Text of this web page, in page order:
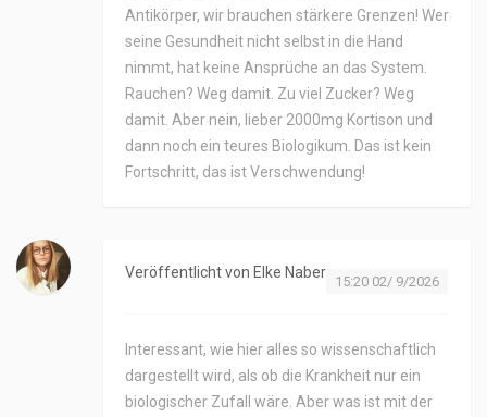
Antikörper, wir brauchen stärkere Grenzen! Wer
seine Gesundheit nicht selbst in die Hand
nimmt, hat keine Ansprüche an das System.
Rauchen? Weg damit. Zu viel Zucker? Weg
damit. Aber nein, lieber 2000mg Kortison und
dann noch ein teures Biologikum. Das ist kein
Fortschritt, das ist Verschwendung!
Veröffentlicht von Elke Naber
15:20 02/ 9/2026
Interessant, wie hier alles so wissenschaftlich
dargestellt wird, als ob die Krankheit nur ein
biologischer Zufall wäre. Aber was ist mit der